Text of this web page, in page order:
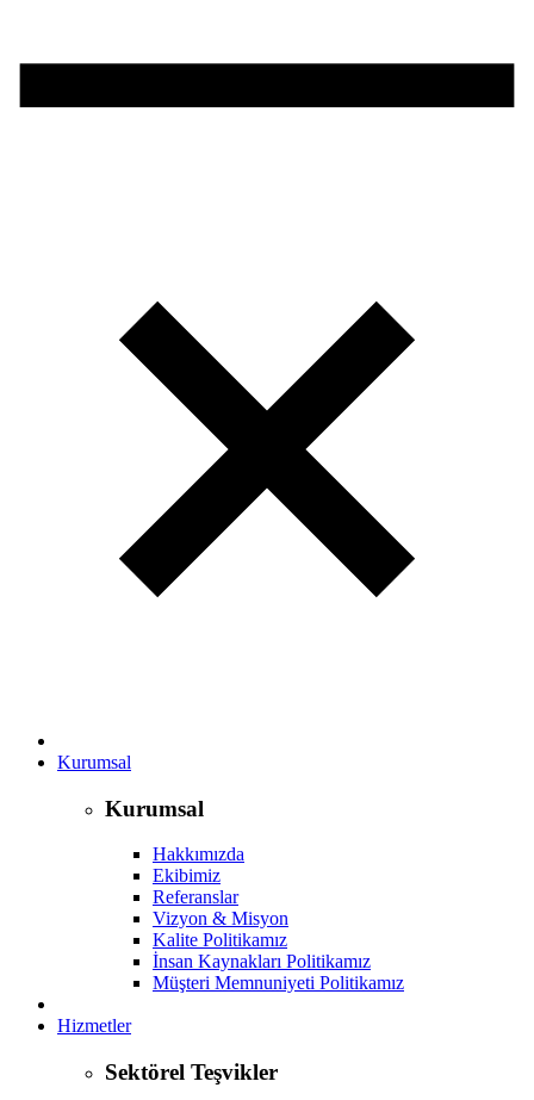
Kurumsal
Kurumsal
Hakkımızda
Ekibimiz
Referanslar
Vizyon & Misyon
Kalite Politikamız
İnsan Kaynakları Politikamız
Müşteri Memnuniyeti Politikamız
Hizmetler
Sektörel Teşvikler